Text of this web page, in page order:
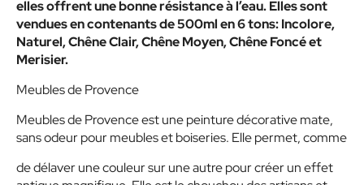
elles offrent une bonne résistance à l’eau. Elles sont
vendues en contenants de 500ml en 6 tons: Incolore,
Naturel, Chêne Clair, Chêne Moyen, Chêne Foncé et
Merisier.
Meubles de Provence
Meubles de Provence est une peinture décorative mate,
sans odeur pour meubles et boiseries. Elle permet, comme
de délaver une couleur sur une autre pour créer un effet